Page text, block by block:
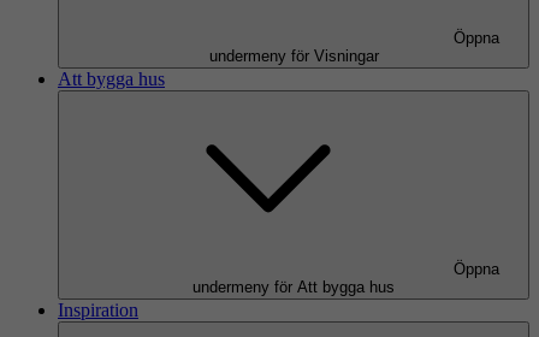
Öppna
undermeny för Visningar
Att bygga hus
Öppna
undermeny för Att bygga hus
Inspiration